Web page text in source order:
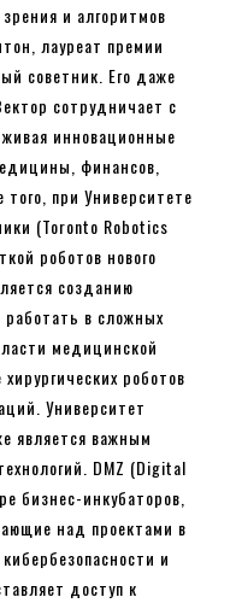
и алгоритмов
лауреат премии
советник. Его даже
сотрудничает с
инновационные
финансов,
при Университете
(Toronto Robotics
роботов нового
созданию
работать в сложных
медицинской
роботов
Университет
является важным
DMZ (Digital
бизнес-инкубаторов,
над проектами в
и
доступ к